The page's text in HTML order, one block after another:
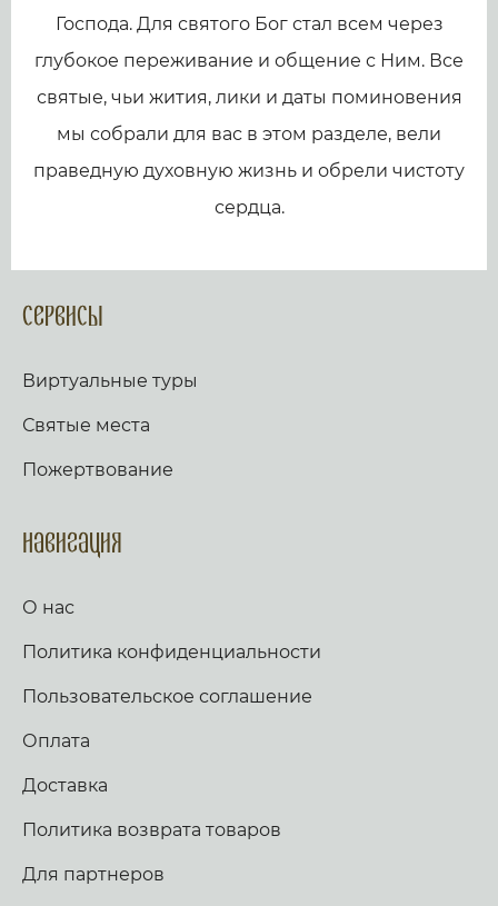
Господа. Для святого Бог стал всем через
глубокое переживание и общение с Ним. Все
святые, чьи жития, лики и даты поминовения
мы собрали для вас в этом разделе, вели
праведную духовную жизнь и обрели чистоту
сердца.
Сервисы
Виртуальные туры
Святые места
Пожертвование
Навигация
О нас
Политика конфиденциальности
Пользовательское соглашение
Оплата
Доставка
Политика возврата товаров
Для партнеров